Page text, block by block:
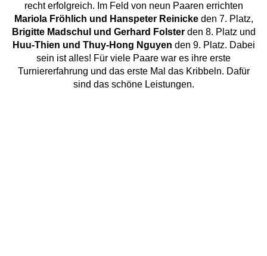
recht erfolgreich. Im Feld von neun Paaren errichten
Mariola Fröhlich und Hanspeter Reinickeden 7. Platz,
Brigitte Madschul und Gerhard Folsterden 8. Platz und
Huu-Thien und Thuy-Hong Nguyen den 9. Platz. Dabei
sein ist alles! Für viele Paare war es ihre erste
Turniererfahrung und das erste Mal das Kribbeln. Dafür
sind das schöne Leistungen.